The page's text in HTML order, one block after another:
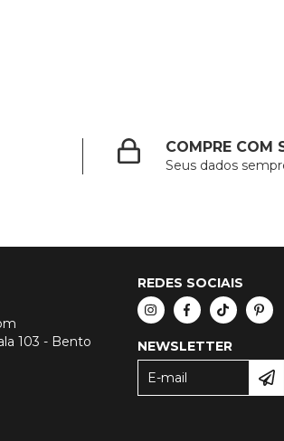
COMPRE COM
Seus dados
103 - Bento
REDES SOCIAIS
NEWSLETTER